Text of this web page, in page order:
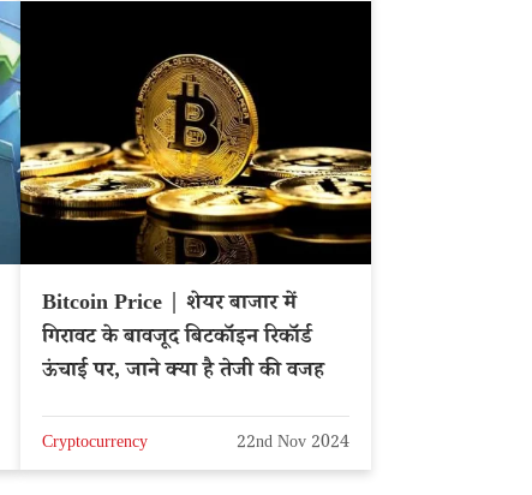
Bitcoin Price | शेयर बाजार में
गिरावट के बावजूद बिटकॉइन रिकॉर्ड
ऊंचाई पर, जाने क्या है तेजी की वजह
Cryptocurrency 22nd Nov 2024